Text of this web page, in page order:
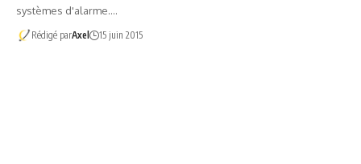
systèmes d'alarme.…
Rédigé parAxel 15 juin 2015